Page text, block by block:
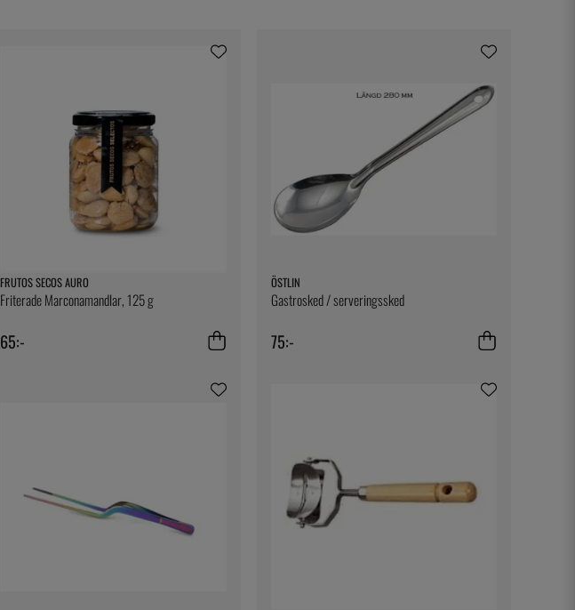
FRUTOS SECOS AURO
Friterade Marconamandlar, 125 g
65:-
ÖSTLIN
Gastrosked / serveringssked
75:-